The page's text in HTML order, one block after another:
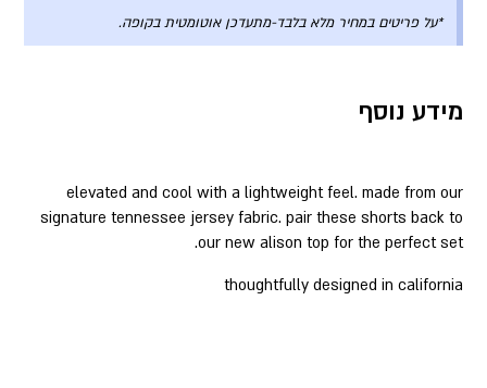
*על פריטים במחיר מלא בלבד-מתעדכן אוטומטית בקופה.
מידע נוסף
elevated and cool with a lightweight feel. made from our
signature tennessee jersey fabric. pair these shorts back to
our new alison top for the perfect set.
thoughtfully designed in california